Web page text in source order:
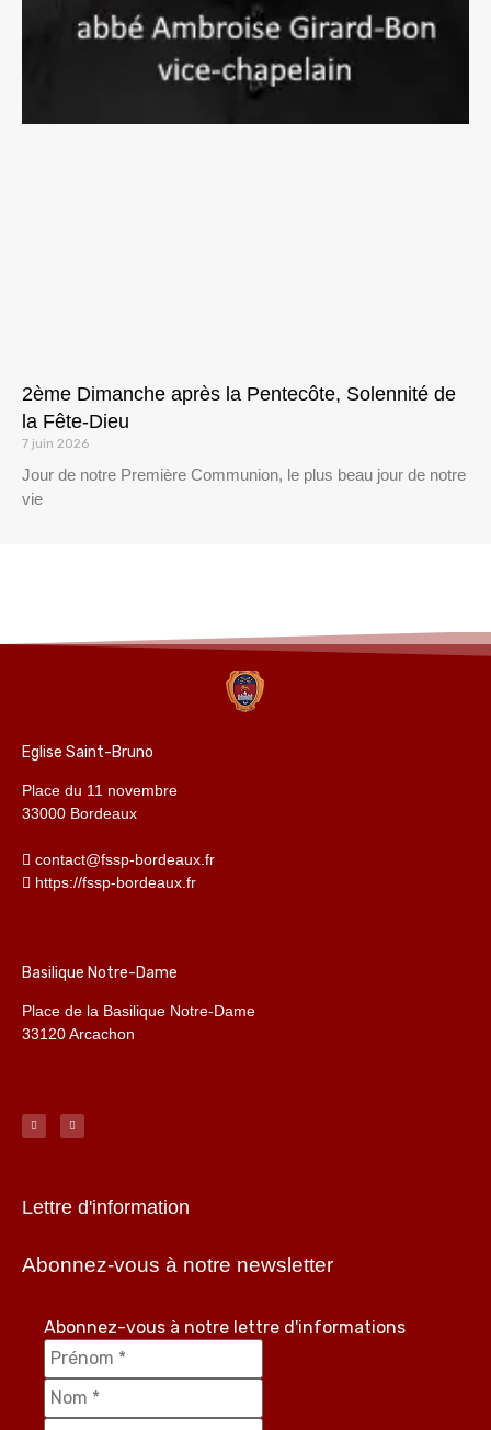
2ème Dimanche après la Pentecôte, Solennité de
la Fête-Dieu
7 juin 2026
Jour de notre Première Communion, le plus beau jour de notre
vie
Eglise Saint-Bruno
Place du 11 novembre
33000 Bordeaux
contact@fssp-bordeaux.fr
https://fssp-bordeaux.fr
Basilique Notre-Dame
Place de la Basilique Notre-Dame
33120 Arcachon
Lettre d'information
Abonnez-vous à notre newsletter
Abonnez-vous à notre lettre d'informations